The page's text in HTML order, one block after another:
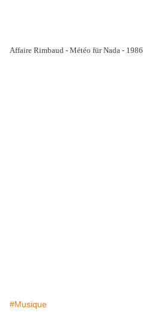
Affaire Rimbaud - Météo für Nada - 1986
#Musique